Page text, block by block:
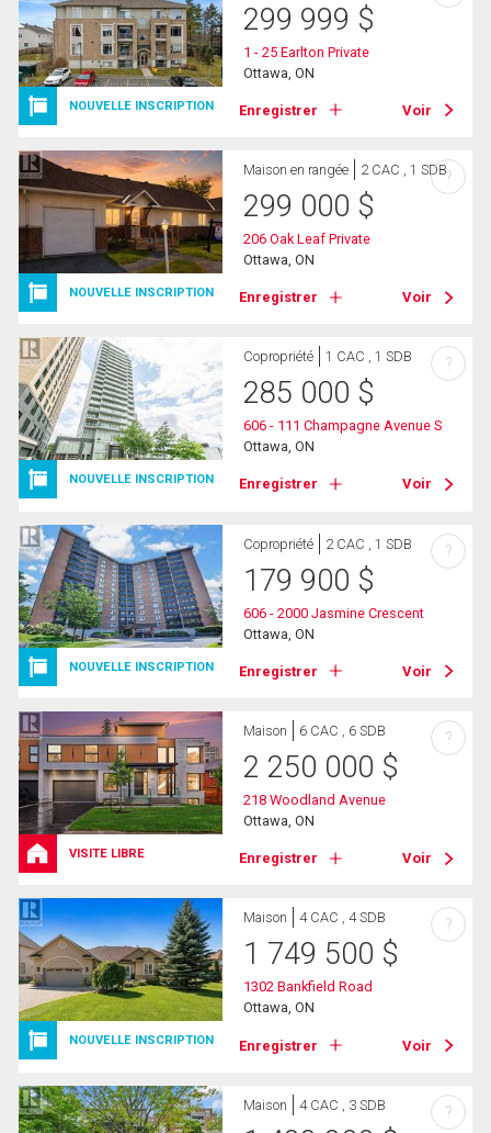
NOUVELLE INSCRIPTION
299 999 $
1 - 25 Earlton Private
Ottawa, ON
Enregistrer Voir
NOUVELLE INSCRIPTION
Maison en rangée 2 CAC , 1 SDB
299 000 $
206 Oak Leaf Private
Ottawa, ON
Enregistrer Voir
?
NOUVELLE INSCRIPTION
Copropriété 1 CAC , 1 SDB
285 000 $
606 - 111 Champagne Avenue S
Ottawa, ON
Enregistrer Voir
?
NOUVELLE INSCRIPTION
Copropriété 2 CAC , 1 SDB
179 900 $
606 - 2000 Jasmine Crescent
Ottawa, ON
Enregistrer Voir
?
VISITE LIBRE
Maison 6 CAC , 6 SDB
2 250 000 $
218 Woodland Avenue
Ottawa, ON
Enregistrer Voir
?
NOUVELLE INSCRIPTION
Maison 4 CAC , 4 SDB
1 749 500 $
1302 Bankfield Road
Ottawa, ON
Enregistrer Voir
?
Maison 4 CAC , 3 SDB ?